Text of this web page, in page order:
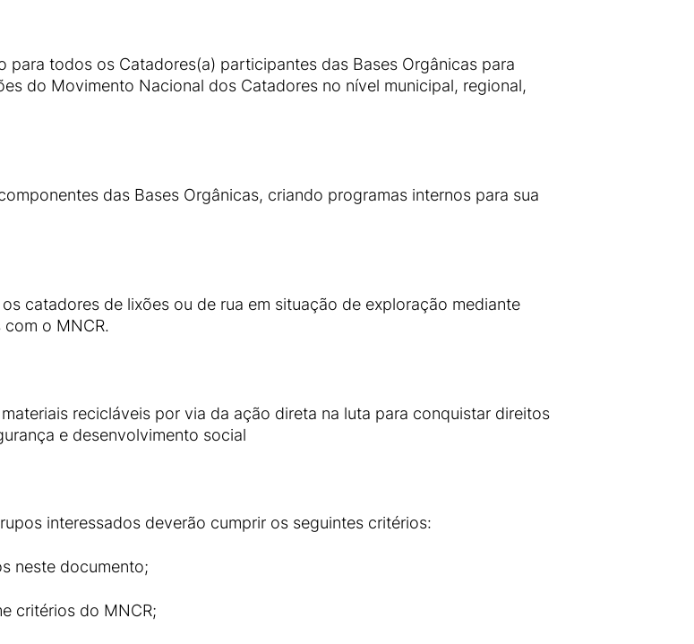
todos os Catadores(a) participantes das Bases Orgânicas para
do Movimento Nacional dos Catadores no nível municipal, regional,
das Bases Orgânicas, criando programas internos para sua
catadores de lixões ou de rua em situação de exploração mediante
o MNCR.
recicláveis por via da ação direta na luta para conquistar direitos
e desenvolvimento social
interessados deverão cumprir os seguintes critérios:
neste documento;
critérios do MNCR;